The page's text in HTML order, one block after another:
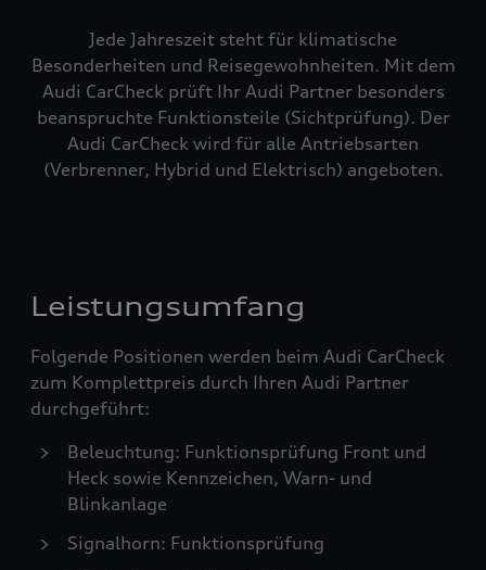
Jede Jahreszeit steht für klimatische
Besonderheiten und Reisegewohnheiten. Mit dem
Audi CarCheck prüft Ihr Audi Partner besonders
beanspruchte Funktionsteile (Sichtprüfung). Der
Audi CarCheck wird für alle Antriebsarten
(Verbrenner, Hybrid und Elektrisch) angeboten.
Leistungsumfang
Folgende Positionen werden beim Audi CarCheck
zum Komplettpreis durch Ihren Audi Partner
durchgeführt:
Beleuchtung: Funktionsprüfung Front und
Heck sowie Kennzeichen, Warn- und
Blinkanlage
Signalhorn: Funktionsprüfung